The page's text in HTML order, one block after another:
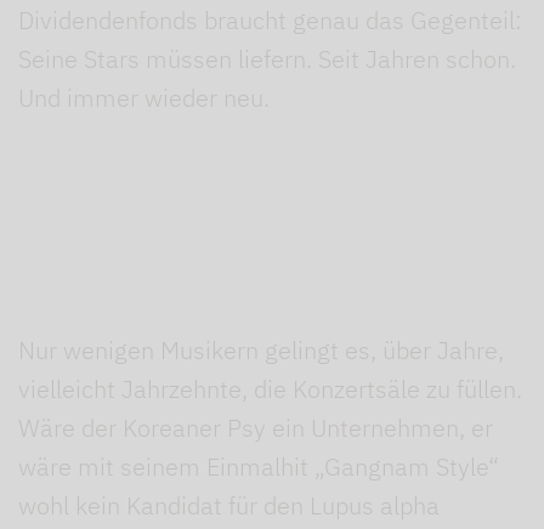
Dividendenfonds braucht genau das Gegenteil:
Seine Stars müssen liefern. Seit Jahren schon.
Und immer wieder neu.
Nur wenigen Musikern gelingt es, über Jahre,
vielleicht Jahrzehnte, die Konzertsäle zu füllen.
Wäre der Koreaner Psy ein Unternehmen, er
wäre mit seinem Einmalhit „Gangnam Style“
wohl kein Kandidat für den Lupus alpha